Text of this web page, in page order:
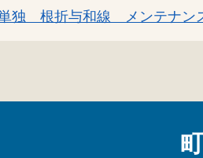
独 根折与和線 メンテナン